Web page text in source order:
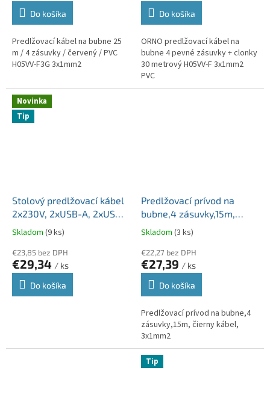
Do košíka
Predlžovací kábel na bubne 25
m / 4 zásuvky / červený / PVC
H05VV-F3G 3x1mm2
Do košíka
ORNO predlžovací kábel na
bubne 4 pevné zásuvky + clonky
30 metrový H05VV-F 3x1mm2
PVC
Novinka
Tip
Stolový predlžovací kábel
2x230V, 2xUSB-A, 2xUSB-
C, bezkontaktné dobíjanie
Skladom (9 ks)
€23,85 bez DPH
€29,34 / ks
Do košíka
Predlžovací prívod na
bubne,4 zásuvky,15m,
čierny kábel, 3x1mm2
Skladom (3 ks)
€22,27 bez DPH
€27,39 / ks
Do košíka
Predlžovací prívod na bubne,4
zásuvky,15m, čierny kábel,
3x1mm2
Tip